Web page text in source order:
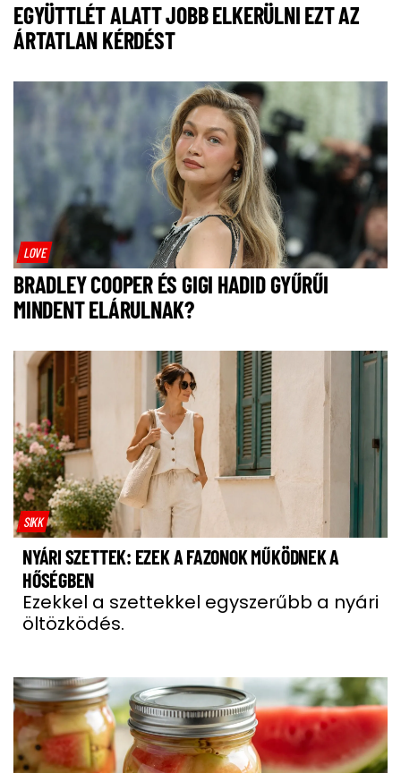
EGYÜTTLÉT ALATT JOBB ELKERÜLNI EZT AZ
ÁRTATLAN KÉRDÉST
LOVE
BRADLEY COOPER ÉS GIGI HADID GYŰRŰI
MINDENT ELÁRULNAK?
SIKK
NYÁRI SZETTEK: EZEK A FAZONOK MŰKÖDNEK A
HŐSÉGBEN
Ezekkel a szettekkel egyszerűbb a nyári
öltözködés.